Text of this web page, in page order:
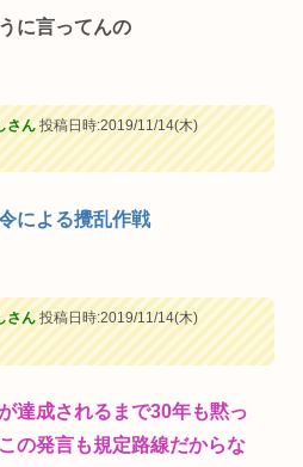
に言ってんの
さん投稿日時:2019/11/14(木)
による攪乱作戦
さん投稿日時:2019/11/14(木)
達成されるまで30年も黙っ
の発言も規定路線だからな